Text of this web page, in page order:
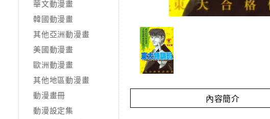
華文動漫畫
韓國動漫畫
其他亞洲動漫畫
美國動漫畫
歐洲動漫畫
其他地區動漫畫
動漫畫冊
動漫設定集
內容簡介